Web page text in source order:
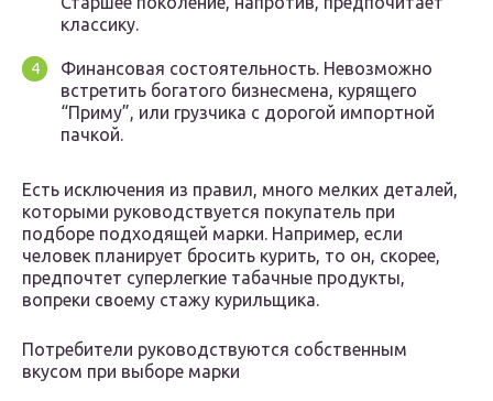
классику.
Финансовая состоятельность. Невозможно
встретить богатого бизнесмена, курящего
“Приму”, или грузчика с дорогой импортной
пачкой.
Есть исключения из правил, много мелких деталей,
которыми руководствуется покупатель при
подборе подходящей марки. Например, если
человек планирует бросить курить, то он, скорее,
предпочтет суперлегкие табачные продукты,
вопреки своему стажу курильщика.
Потребители руководствуются собственным
вкусом при выборе марки